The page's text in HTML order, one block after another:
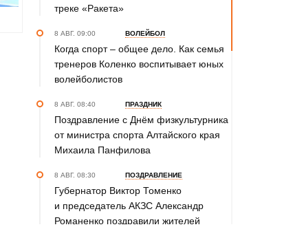
треке «Ракета»
8 АВГ. 09:00 ВОЛЕЙБОЛ
Когда спорт – общее дело. Как семья
тренеров Коленко воспитывает юных
волейболистов
8 АВГ. 08:40 ПРАЗДНИК
Поздравление с Днём физкультурника
от министра спорта Алтайского края
Михаила Панфилова
8 АВГ. 08:30 ПОЗДРАВЛЕНИЕ
Губернатор Виктор Томенко
и председатель АКЗС Александр
Романенко поздравили жителей